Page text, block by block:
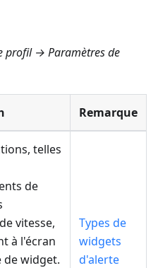
profil → Paramètres de
Remarque
telles
de
vitesse,
à l'écran
widget.
Types de
widgets
d'alerte